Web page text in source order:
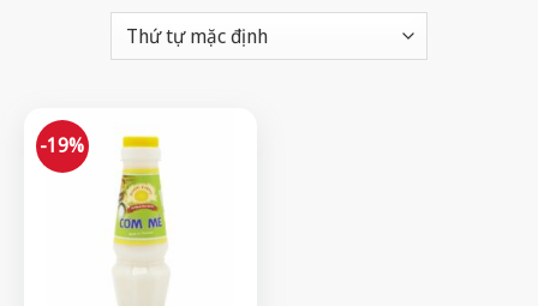
-19%